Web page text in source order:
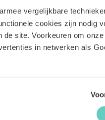
vergelijkbare
cookies zijn nodig
de site. Voorkeuren om
in netwerken als